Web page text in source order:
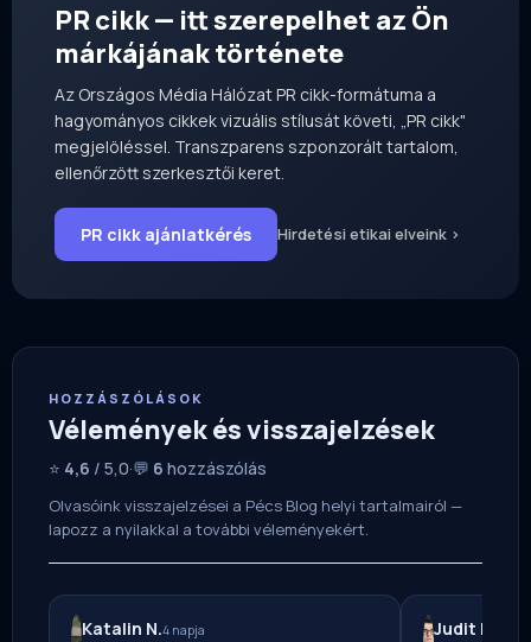
PR cikk — itt szerepelhet az Ön
márkájának története
Az Országos Média Hálózat PR cikk-formátuma a
hagyományos cikkek vizuális stílusát követi, „PR cikk"
megjelöléssel. Transzparens szponzorált tartalom,
ellenőrzött szerkesztői keret.
PR cikk ajánlatkérés Hirdetési etikai elveink ›
HOZZÁSZÓLÁSOK
Vélemények és visszajelzések
⭐ 4,6 / 5,0·💬 6 hozzászólás
Olvasóink visszajelzései a Pécs Blog helyi tartalmairól —
lapozz a nyilakkal a további véleményekért.
Katalin N.4 napja Judit K.